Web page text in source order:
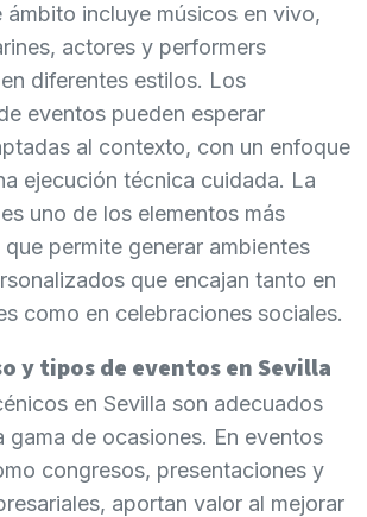
ámbito incluye músicos en vivo,
actores y performers
diferentes estilos. Los
eventos pueden esperar
al contexto, con un enfoque
ejecución técnica cuidada. La
uno de los elementos más
permite generar ambientes
que encajan tanto en
como en celebraciones sociales.
y tipos de eventos en Sevilla
en Sevilla son adecuados
gama de ocasiones. En eventos
congresos, presentaciones y
aportan valor al mejorar